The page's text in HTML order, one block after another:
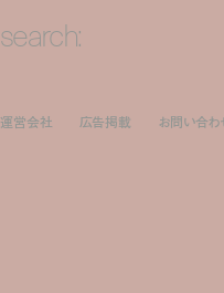
search:
運営会社 広告掲載 お問い合わ